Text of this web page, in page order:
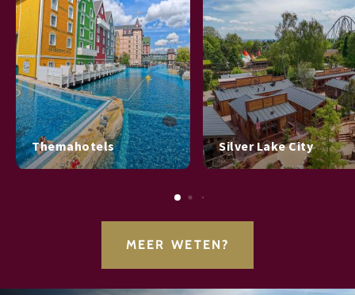
Themahotels Silver Lake City
MEER WETEN?